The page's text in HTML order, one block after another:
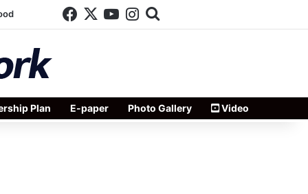
Facebook
X YouTube
Instagram
Plan E-paper Photo Gallery Video